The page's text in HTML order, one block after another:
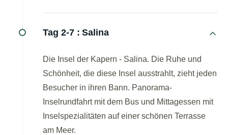
Tag 2-7 : Salina
Die Insel der Kapern - Salina. Die Ruhe und
Schönheit, die diese Insel ausstrahlt, zieht jeden
Besucher in ihren Bann. Panorama-
Inselrundfahrt mit dem Bus und Mittagessen mit
Inselspezialitäten auf einer schönen Terrasse
am Meer.